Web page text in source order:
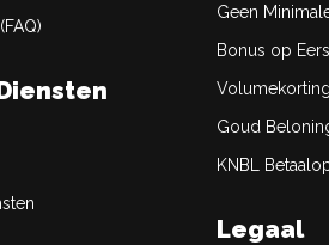
Geen
Bonus op
Goud
KNBL
Legaal